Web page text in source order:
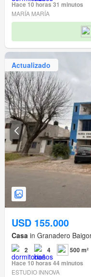
Hace 10 horas 31 minutos
MARÍA MARÍA
Actualizado
USD 155.000
Casa in Granadero
2 4
500 m²
Hace 10 horas 44 minutos
ESTUDIO INNOVA